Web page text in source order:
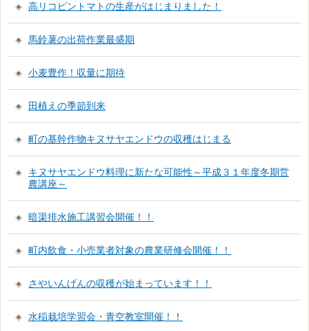
高リコピントマトの生産がはじまりました！
馬鈴薯の出荷作業最盛期
小麦豊作！収量に期待
田植えの季節到来
町の基幹作物キヌサヤエンドウの収穫はじまる
キヌサヤエンドウ料理に新たな可能性～平成３１年度冬期営
農講座～
暗渠排水施工講習会開催！！
町内飲食・小売業者対象の農業研修会開催！！
さやいんげんの収穫が始まっています！！
水稲栽培学習会・青空教室開催！！